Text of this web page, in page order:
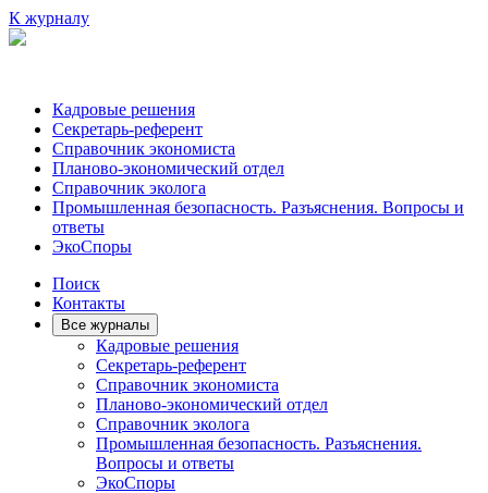
К журналу
Кадровые решения
Секретарь-референт
Справочник экономиста
Планово-экономический отдел
Справочник эколога
Промышленная безопасность. Разъяснения. Вопросы и
ответы
ЭкоСпоры
Поиск
Контакты
Все журналы
Кадровые решения
Секретарь-референт
Справочник экономиста
Планово-экономический отдел
Справочник эколога
Промышленная безопасность. Разъяснения.
Вопросы и ответы
ЭкоСпоры